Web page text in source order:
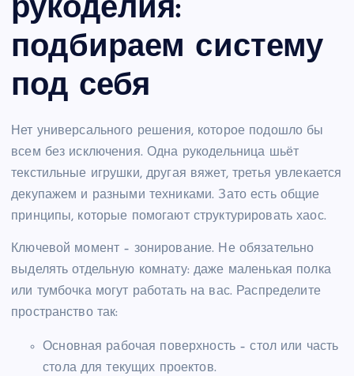
рукоделия:
подбираем систему
под себя
Нет универсального решения, которое подошло бы
всем без исключения. Одна рукодельница шьёт
текстильные игрушки, другая вяжет, третья увлекается
декупажем и разными техниками. Зато есть общие
принципы, которые помогают структурировать хаос.
Ключевой момент – зонирование. Не обязательно
выделять отдельную комнату: даже маленькая полка
или тумбочка могут работать на вас. Распределите
пространство так:
Основная рабочая поверхность – стол или часть
стола для текущих проектов.